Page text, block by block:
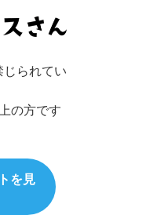
ー、USB Type-C ケ
・プラスの新型
じられてい
の方です
を見